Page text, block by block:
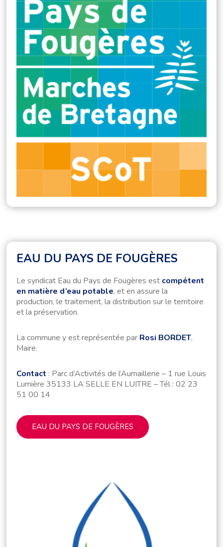
EAU DU PAYS DE FOUGÈRES
Le syndicat Eau du Pays de Fougères est compétent
en matière d’eau potable, et en assure la
production, le traitement, la distribution sur le territoire
et la préservation.
La commune y est représentée par Rosi BORDET,
Maire.
Contact : Parc d’Activités de l’Aumaillerie – 1 rue Louis
Lumière 35133 LA SELLE EN LUITRE – Tél : 02 23
51 00 14
EAU DU PAYS DE FOUGÈRES